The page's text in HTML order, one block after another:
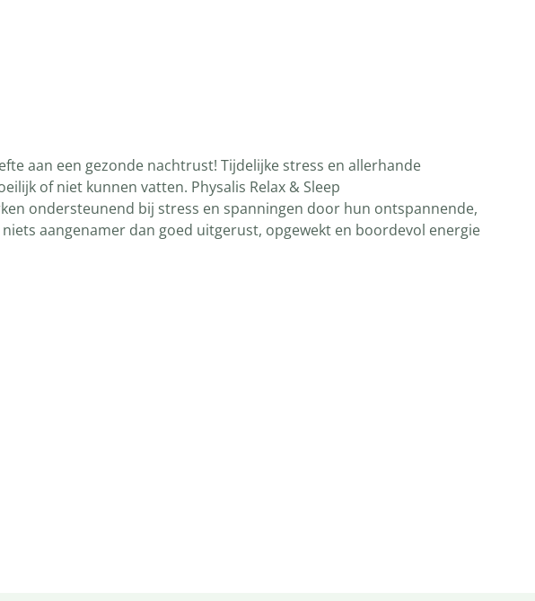
aan een gezonde nachtrust! Tijdelijke stress en allerhande
of niet kunnen vatten. Physalis Relax & Sleep
ondersteunend bij stress en spanningen door hun ontspannende,
aangenamer dan goed uitgerust, opgewekt en boordevol energie